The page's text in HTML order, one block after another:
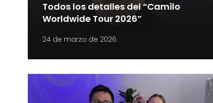
Todos los detalles del “Camilo
Worldwide Tour 2026”
24 de marzo de 2026